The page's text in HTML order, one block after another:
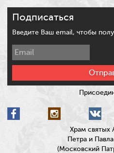
Подписаться
Введите Ваш email, чтобы
Храм святых
Петра и
(Московский